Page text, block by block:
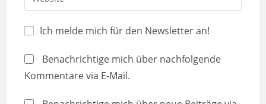
Ich melde mich für den Newsletter an!
Benachrichtige mich über nachfolgende
Kommentare via E-Mail.